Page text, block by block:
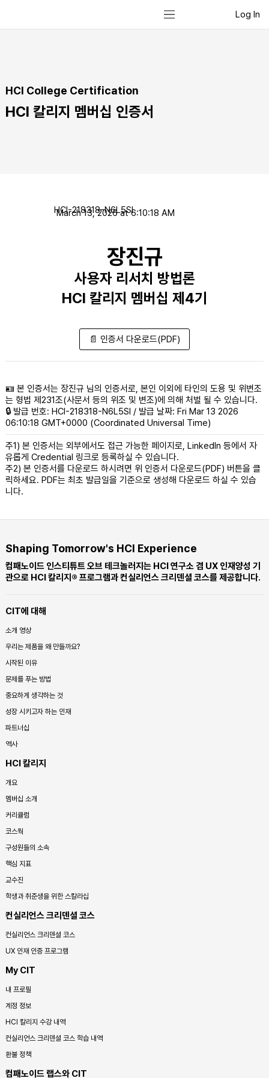
Log In
HCI College Certification
HCI 칼리지 멤버십 인증서
장진규
사용자 리서치 방법론
HCI 칼리지 멤버십 제4기
HCI-218318-N6L5SI
March 13, 2026 at 6:10:18 AM
📄 인증서 다운로드(PDF)
🪪 본 인증서는 장진규 님의 인증서로, 본인 이외에 타인의 도용 및 위변조
는 형법 제231조(사문서 등의 위조 및 변조)에 의해 처벌 될 수 있습니다.
🔒 발급 번호: HCI-218318-N6L5SI / 발급 날짜: Fri Mar 13 2026
06:10:18 GMT+0000 (Coordinated Universal Time)
주1) 본 인증서는 외부에서도 접근 가능한 페이지로, LinkedIn 등에서 자
유롭게 Credential 링크로 등록하실 수 있습니다.
주2) 본 인증서를 다운로드 하시려면 위 인증서 다운로드(PDF) 버튼을 클
릭하세요. PDF는 최초 발급일을 기준으로 생성해 다운로드 하실 수 있습
니다.
Shaping Tomorrow's HCI Experience
컴패노이드 인스티튜트 오브 테크놀러지는 HCI 연구소 겸 UX 인재양성 기
관으로 HCI 칼리지® 프로그램과 컨실리언스 크리덴셜 코스를 제공합니다.
CIT에 대해
소개 영상
우리는 제품을 왜 만들까요?
시작된 이유
문제를 푸는 방법
중요하게 생각하는 것
성장 시키고자 하는 인재
파트너십
역사
HCI 칼리지
개요
멤버십 소개
커리큘럼
코스웍
구성원들의 소속
핵심 지표
교수진
학생과 취준생을 위한 스칼라십
컨실리언스 크리덴셜 코스
컨실리언스 크리덴셜 코스
UX 인재 인증 프로그램
My CIT
내 프로필
계정 정보
HCI 칼리지 수강 내역
컨실리언스 크리덴셜 코스 학습 내역
환불 정책
컴패노이드 랩스와 CIT